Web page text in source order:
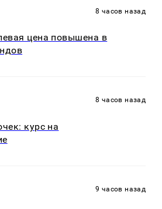
8 часов назад
цена повышена в
8 часов назад
курс на
9 часов назад